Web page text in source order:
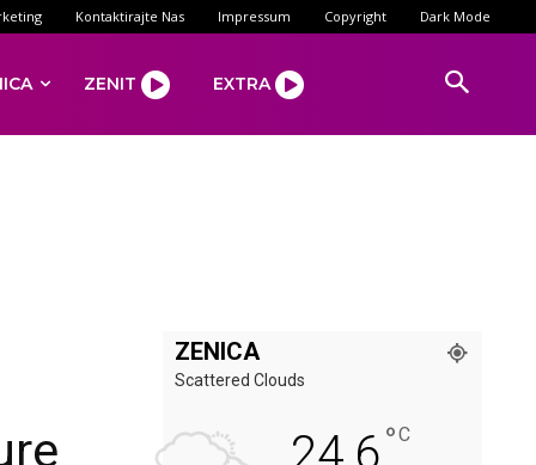
Kontaktirajte Nas Impressum Copyright Dark Mode
ZENIT EXTRA
ZENICA
Scattered Clouds
24.6°C